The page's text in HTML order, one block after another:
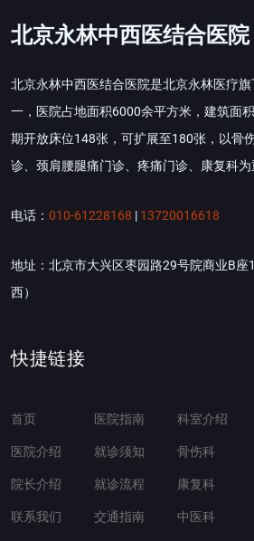
北京永林中西医结合医院
北京永林中西医结合医院是北京永林医疗
一，医院占地面积6000余平方米，建筑面
期开放床位148张，可扩展至180张，以骨
诊、颈肩腰腿痛门诊、疼痛门诊、康复科
电话： 010-61228168 | 13720016618
地址：北京市大兴区枣园路29号院商业B座
西）
快捷链接
首页
医院介绍
院长介绍
联系我们
医院指南
就诊须知
就诊流程
交通指南
科室介绍
骨伤科
康复科
中医科